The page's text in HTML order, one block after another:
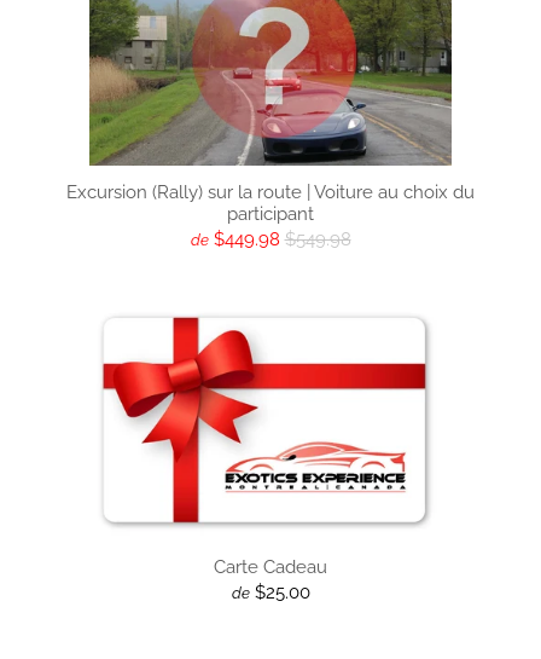
Excursion (Rally) sur la route | Voiture au choix du
participant
de $449.98 $549.98
Carte Cadeau
de $25.00